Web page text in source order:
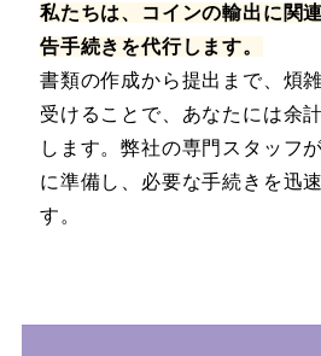
私たちは、コインの輸出に関
告手続きを代行します。
書類の作成から提出まで、煩
受けることで、あなたには余
します。弊社の専門スタッフ
に準備し、必要な手続きを迅
す。